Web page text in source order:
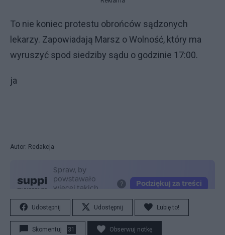
To nie koniec protestu obrońców sądzonych
lekarzy. Zapowiadają Marsz o Wolność, który ma
wyruszyć spod siedziby sądu o godzinie 17:00.
ja
Autor: Redakcja
Udostępnij Udostępnij Lubię to!
Skomentuj 31 Obserwuj notkę